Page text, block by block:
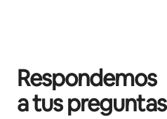
Respondemos
a tus preguntas